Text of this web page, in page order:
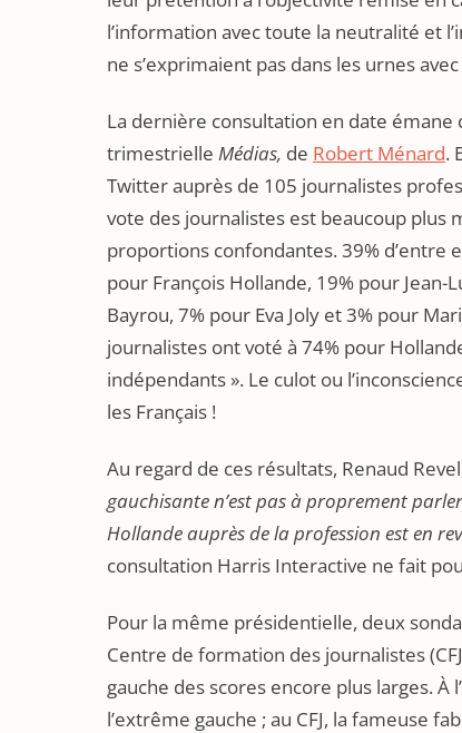
l’information avec toute la neutralité et
ne s’exprimaient pas dans les urnes
La dernière consultation en date
trimestrielle Médias, de Robert Ménard.
Twitter auprès de 105 journalistes
vote des journalistes est beaucoup plus
proportions confondantes. 39%
pour François Hollande, 19% pour Jean-
Bayrou, 7% pour Eva Joly et 3% pour
journalistes ont voté à 74% pour
indépendants ». Le culot ou
les Français !
Au regard de ces résultats, Renaud
gauchisante n’est pas à proprement
Hollande auprès de la profession est en
consultation Harris Interactive ne fait
Pour la même présidentielle, deux
Centre de formation des journalistes
gauche des scores encore plus larges. À
l’extrême gauche ; au CFJ, la fameuse